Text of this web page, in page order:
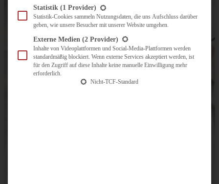
Statistik (1 Provider)
Statistik-Cookies sammeln Nutzungsdaten, die uns Aufschluss darüber
geben, wie unsere Besucher mit unserer Website umgehen.
Externe Medien (2 Provider)
Inhalte von Videoplattformen und Social-Media-Plattformen werden
standardmäßig blockiert. Wenn externe Services akzeptiert werden, ist
für den Zugriff auf diese Inhalte keine manuelle Einwilligung mehr
erforderlich.
Nicht-TCF-Standard